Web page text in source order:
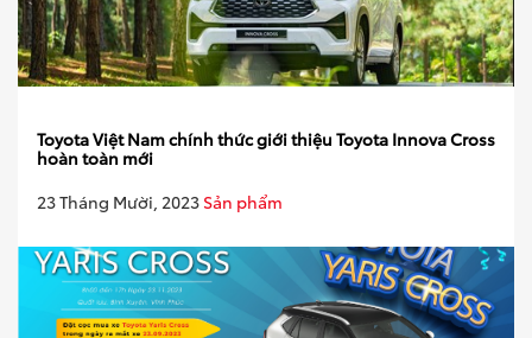
Toyota Việt Nam chính thức giới thiệu Toyota Innova Cross
hoàn toàn mới
23 Tháng Mười, 2023 Sản phẩm